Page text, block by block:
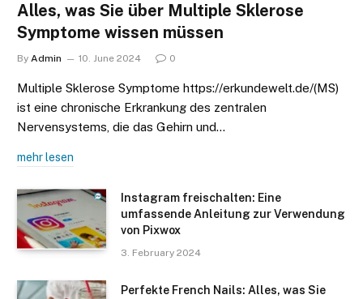
Alles, was Sie über Multiple Sklerose
Symptome wissen müssen
By Admin 10. June 2024 0
Multiple Sklerose Symptome https://erkundewelt.de/(MS)
ist eine chronische Erkrankung des zentralen
Nervensystems, die das Gehirn und…
mehr lesen
Instagram freischalten: Eine
umfassende Anleitung zur Verwendung
von Pixwox
3. February 2024
Perfekte French Nails: Alles, was Sie